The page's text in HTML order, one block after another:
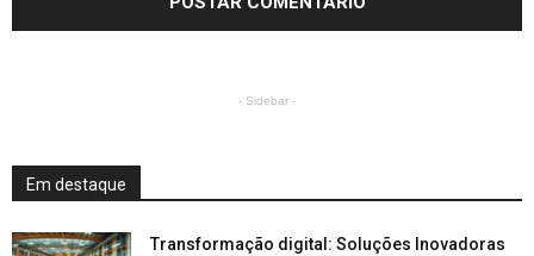
- Sidebar -
Em destaque
Transformação digital: Soluções Inovadoras